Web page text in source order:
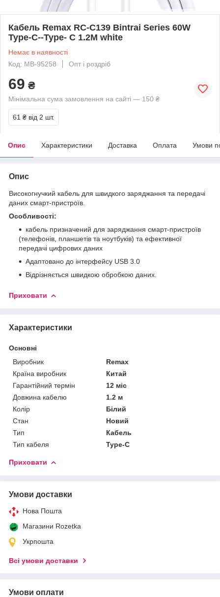
Кабель Remax RC-C139 Bintrai Series 60W
Type-C--Type- C 1.2M white
Немає в наявності
Код: MB-95258
Опт і роздріб
69 ₴
Мінімальна сума замовлення на сайті — 150 ₴
61 ₴ від 2 шт.
Опис Характеристики Доставка Оплата Умови
Опис
Високогнучкий кабель для швидкого заряджання та передачі
даних смарт-пристроїв.
Особливості:
кабель призначений для заряджання смарт-пристроїв
(телефонів, планшетів та ноутбуків) та ефективної
передачі цифрових даних
Адаптовано до інтерфейсу USB 3.0
Відрізняється швидкою обробкою даних.
Приховати
Характеристики
Основні
Виробник
Remax
Країна виробник
Китай
Гарантійний термін
12 міс
Довжина кабелю
1.2 м
Колір
Білий
Стан
Новий
Тип
Кабель
Тип кабеля
Type-C
Приховати
Умови доставки
Нова Пошта
Магазини Rozetka
Укрпошта
Всі умови доставки
Умови оплати